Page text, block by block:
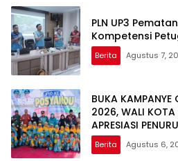
PLN UP3
Kompetensi
Berita Agustus 7,
BUKA KAMPANYE
2026, WALI KOTA
APRESIASI
Berita Agustus 6,